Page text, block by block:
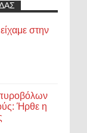
στην
Ήρθε η